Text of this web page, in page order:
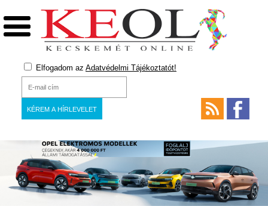
Elfogadom az Adatvédelmi Tájékoztatót!